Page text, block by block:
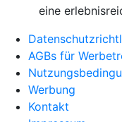
eine
AGBs für
Werbung
Kontakt